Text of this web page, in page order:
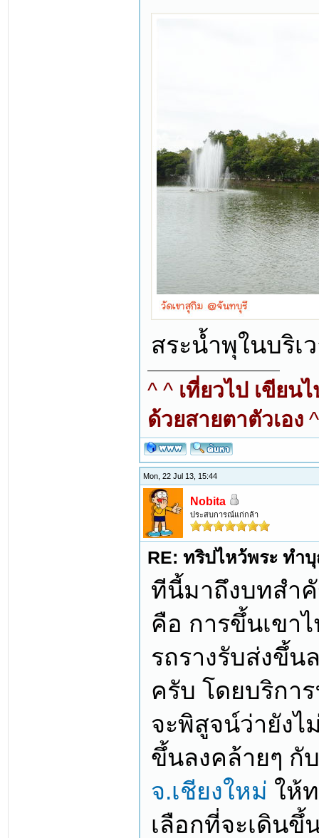
สระน้ำพุในบริเ
^ ^ เที่ยวไป เขียน
ด้วยสายตาตัวเอง
Mon, 22 Jul 13, 15:44
Nobita
ประสบการณ์แก่กล้า
RE: ทริปไหว้พระ ทำ
ทีนี้มาถึงบทสำ
คือ การขึ้นเขา
รถรางรับส่งขึ้น
ครับ โดยบริกา
จะพิสูจน์ว่ายังไ
ขึ้นลงคล้ายๆ กั
จ.เชียงใหม่ ให้
เลือกที่จะเดินขึ้